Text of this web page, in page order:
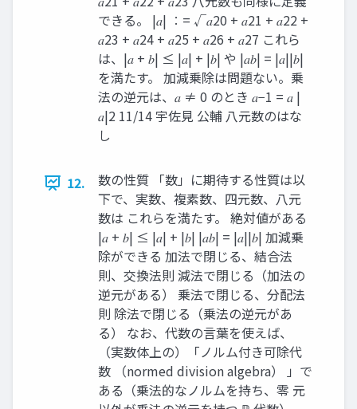
できる。 |𝑎| ∶= √𝑎20 + 𝑎21 + 𝑎22 +
𝑎23 + 𝑎24 + 𝑎25 + 𝑎26 + 𝑎27 これら
は、|𝑎 + 𝑏| ≤ |𝑎| + |𝑏| や |𝑎𝑏| = |𝑎||𝑏|
を満たす。 加減乗除は問題ない。乗
法の逆元は、𝑎 ≠ 0 のとき 𝑎−1 = 𝑎 |
𝑎|2 11/14 宇佐見 公輔 八元数のはな
し
12.
数の性質 「数」に期待する性質は以
下で、実数、複素数、四元数、八元
数は これらを満たす。 絶対値がある
|𝑎 + 𝑏| ≤ |𝑎| + |𝑏| |𝑎𝑏| = |𝑎||𝑏| 加減乗
除ができる 加法で閉じる、結合法
則、交換法則 減法で閉じる（加法の
逆元がある） 乗法で閉じる、分配法
則 除法で閉じる（乗法の逆元があ
る） なお、代数の言葉を使えば、
（実数体上の）「ノルム付き可除代
数 （normed division algebra） 」で
ある（乗法的なノルムを持ち、零 元